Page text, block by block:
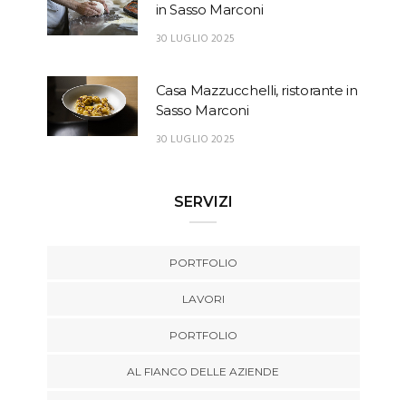
in Sasso Marconi
30 LUGLIO 2025
Casa Mazzucchelli, ristorante in
Sasso Marconi
30 LUGLIO 2025
SERVIZI
PORTFOLIO
LAVORI
PORTFOLIO
AL FIANCO DELLE AZIENDE